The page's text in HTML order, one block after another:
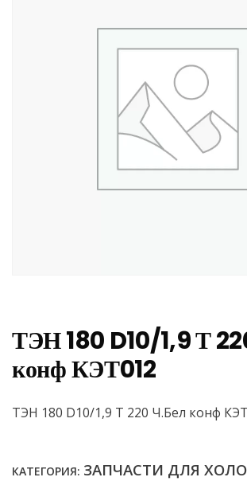
ТЭН 180 D10/1,9 Т
конф КЭТ012
ТЭН 180 D10/1,9 Т 220 Ч.Бел конф
КАТЕГОРИЯ: ЗАПЧАСТИ ДЛЯ